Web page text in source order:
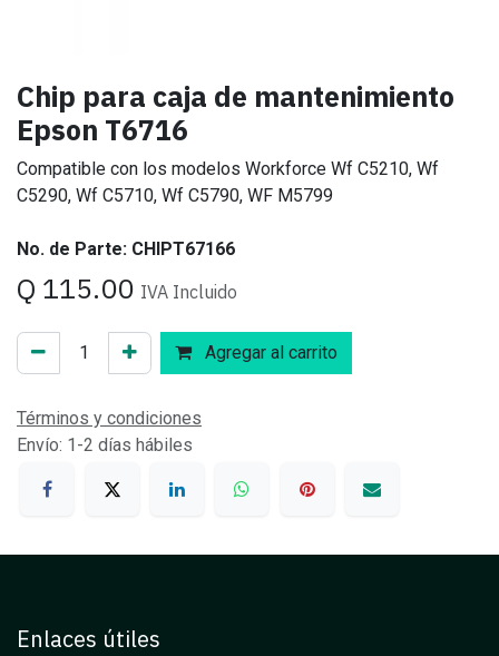
Chip para caja de mantenimiento
Epson T6716
Compatible con los modelos Workforce Wf C5210, Wf
C5290, Wf C5710, Wf C5790, WF M5799
No. de Parte: CHIPT67166
Q 115.00 IVA Incluido
Agregar al carrito
Términos y condiciones
Envío: 1-2 días hábiles
Enlaces útiles